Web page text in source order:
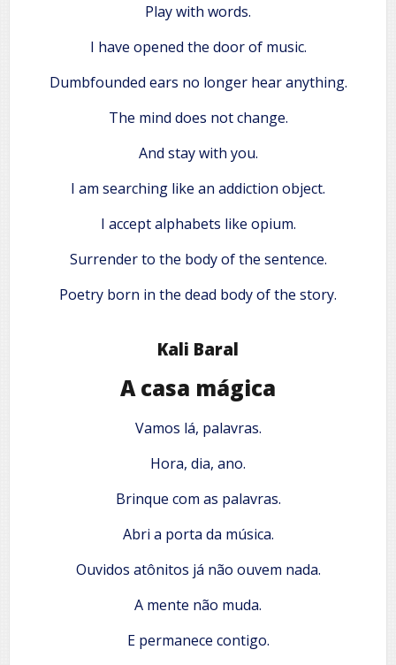
Play with words.
I have opened the door of music.
Dumbfounded ears no longer hear anything.
The mind does not change.
And stay with you.
I am searching like an addiction object.
I accept alphabets like opium.
Surrender to the body of the sentence.
Poetry born in the dead body of the story.
Kali Baral
A casa mágica
Vamos lá, palavras.
Hora, dia, ano.
Brinque com as palavras.
Abri a porta da música.
Ouvidos atônitos já não ouvem nada.
A mente não muda.
E permanece contigo.